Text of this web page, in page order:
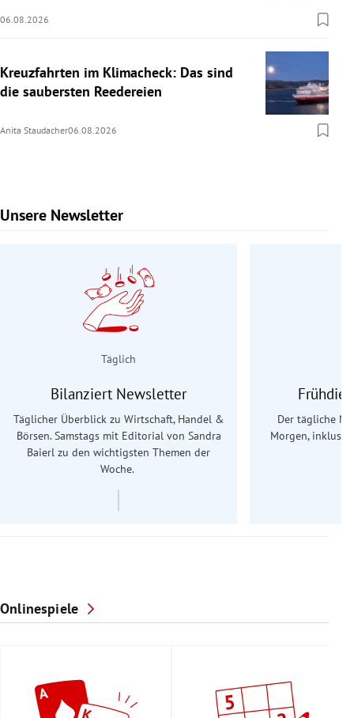
06.08.2026
Kreuzfahrten im Klimacheck: Das sind
die saubersten Reedereien
Anita Staudacher06.08.2026
Unsere Newsletter
Slide 1 von 9
Täglich
Bilanziert Newsletter
Täglicher Überblick zu Wirtschaft, Handel &
Börsen. Samstags mit Editorial von Sandra
Baierl zu den wichtigsten Themen der
Woche.
Der tägliche
Morgen,
Onlinespiele